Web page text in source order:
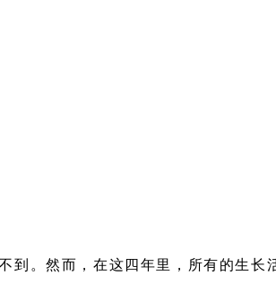
到。然而，在这四年里，所有的生长